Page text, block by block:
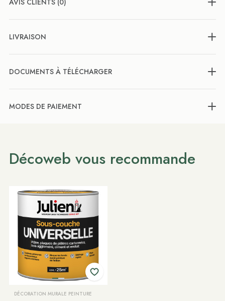
AVIS CLIENTS (0)
LIVRAISON
DOCUMENTS À TÉLÉCHARGER
MODES DE PAIEMENT
Décoweb vous recommande
DÉCORATION MURALE PEINTURE